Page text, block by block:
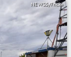
NEWS5/Fricke